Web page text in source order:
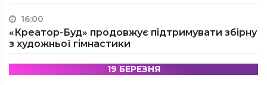
16:00
«Креатор-Буд» продовжує підтримувати збірну
з художньої гімнастики
19 БЕРЕЗНЯ